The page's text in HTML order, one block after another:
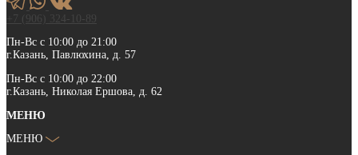
+7 (906) 324-10-89
Пн-Вс с 10:00 до 21:00
г.Казань, Павлюхина, д. 57
Пн-Вс с 10:00 до 22:00
г.Казань, Николая Ершова, д. 62
МЕНЮ
МЕНЮ